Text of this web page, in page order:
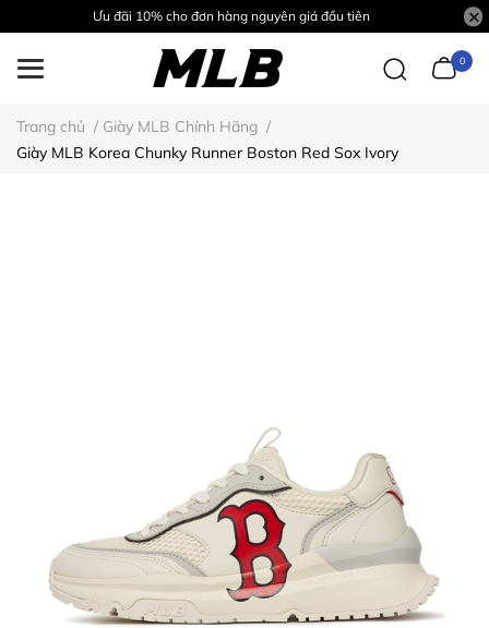
Ưu đãi 10% cho đơn hàng nguyên giá đầu tiên
0
Trang chủ / Giày MLB Chính Hãng /
Giày MLB Korea Chunky Runner Boston Red Sox Ivory